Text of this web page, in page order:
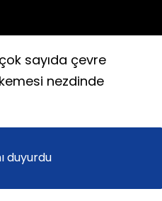
sayıda çevre
nezdinde
duyurdu